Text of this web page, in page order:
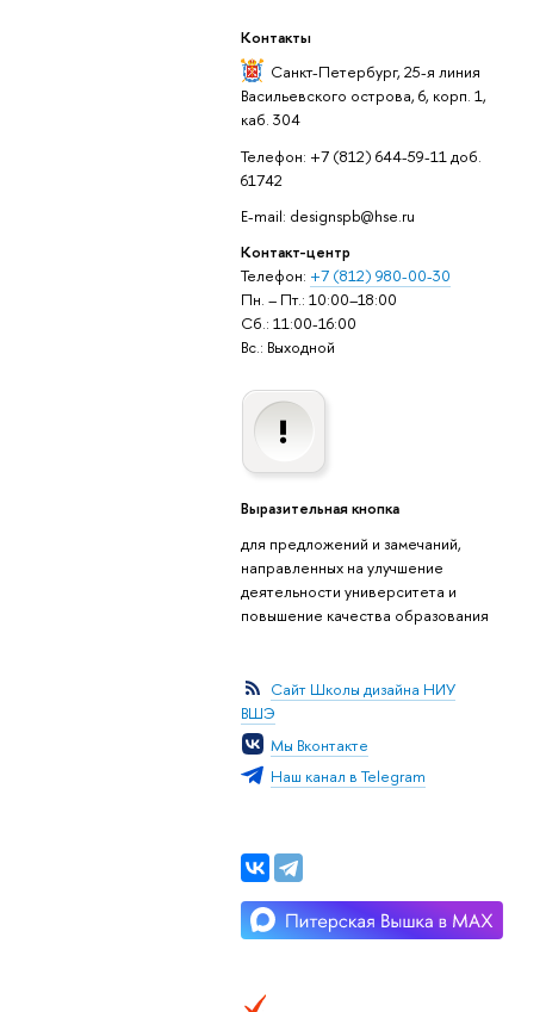
Контакты
Санкт-Петербург, 25-я линия
Васильевского острова, 6, корп. 1,
каб. 304
Телефон: +7 (812) 644-59-11 доб.
61742
E-mail: designspb@hse.ru
Контакт-центр
Телефон: +7 (812) 980-00-30
Пн. – Пт.: 10:00–18:00
Сб.: 11:00-16:00
Вс.: Выходной
Выразительная кнопка
для предложений и замечаний,
направленных на улучшение
деятельности университета и
повышение качества образования
Сайт Школы дизайна НИУ
ВШЭ
Мы Вконтакте
Наш канал в Telegram